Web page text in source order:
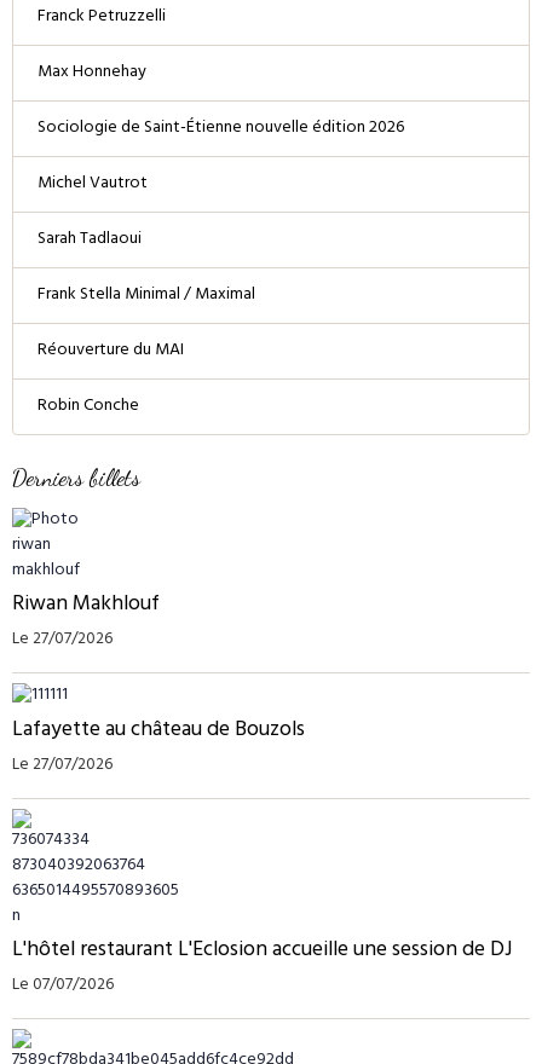
Franck Petruzzelli
Max Honnehay
Sociologie de Saint-Étienne nouvelle édition 2026
Michel Vautrot
Sarah Tadlaoui
Frank Stella Minimal / Maximal
Réouverture du MAI
Robin Conche
Derniers billets
Riwan Makhlouf
Le 27/07/2026
Lafayette au château de Bouzols
Le 27/07/2026
L'hôtel restaurant L'Eclosion accueille une session de DJ
Le 07/07/2026